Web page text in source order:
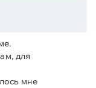
для
мне